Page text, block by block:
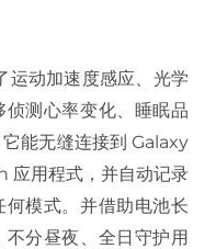
动加速度感应、光学
测心率变化、睡眠品
能无缝连接到 Galaxy
用程式，并自动记录
模式。并借助电池长
分昼夜、全日守护用